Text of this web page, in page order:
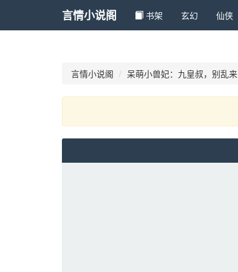
言情小说阁 书架 玄幻 仙侠
言情小说阁 呆萌小兽妃：九皇叔，别乱来